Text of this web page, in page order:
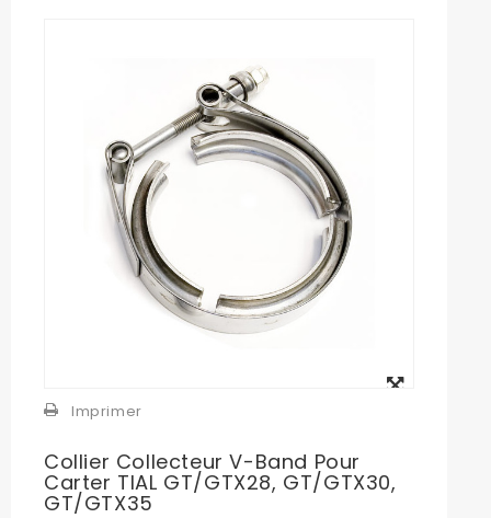
Imprimer
Collier Collecteur V-Band Pour
Carter TIAL GT/GTX28, GT/GTX30,
GT/GTX35